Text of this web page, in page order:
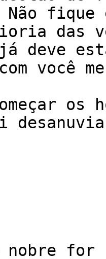
Não
das
deve
com você